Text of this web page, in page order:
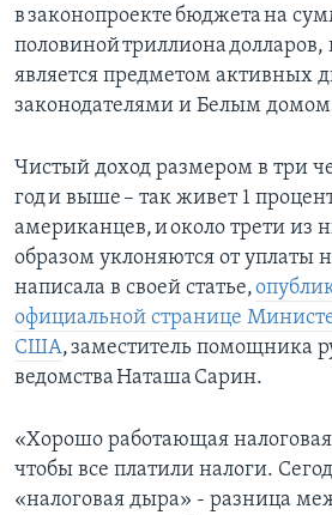
в законопроекте бюджета на
половиной триллиона
является предметом активных
законодателями и Белым
Чистый доход размером в три
год и выше – так живет 1
американцев, и около трети
образом уклоняются от уплаты
написала в своей статье,
официальной странице
США, заместитель помощника
ведомства Наташа Сарин.
«Хорошо работающая налоговая
чтобы все платили налоги.
«налоговая дыра» - разница